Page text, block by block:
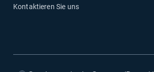
Kontaktieren Sie uns